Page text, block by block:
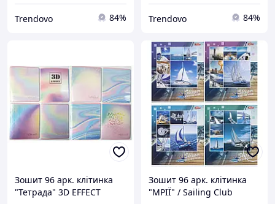
Trendovo 84% Trendovo 84%
Зошит 96 арк. клітинка
"Тетрада" 3D EFFECT
Зошит 96 арк. клітинка
"МРІЇ" / Sailing Club